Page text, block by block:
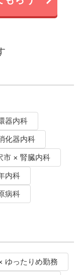
器内科
化器内科
市 × 腎臓内科
内科
病科
ゆったりめ勤務